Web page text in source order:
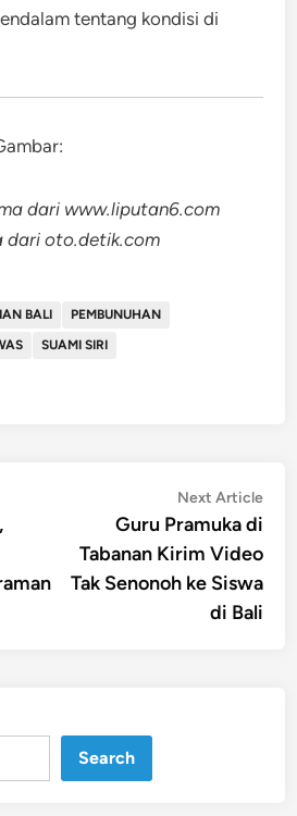
tentang kondisi di
dari www.liputan6.com
dari oto.detik.com
BALI
PEMBUNUHAN
SUAMI SIRI
Next Article
Guru Pramuka di
Tabanan Kirim Video
Tak Senonoh ke Siswa
di Bali
Search